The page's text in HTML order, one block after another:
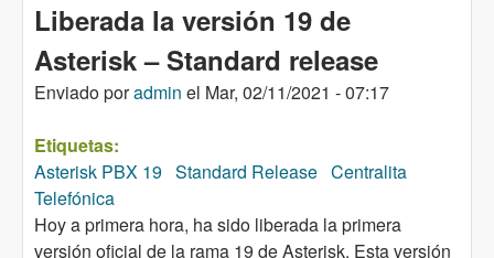
Liberada la versión 19 de
Asterisk – Standard release
Enviado poradmin el Mar, 02/11/2021 - 07:17
Etiquetas:
Asterisk PBX 19 Standard Release Centralita
Telefónica
Hoy a primera hora, ha sido liberada la primera
versión oficial de la rama 19 de Asterisk. Esta versión